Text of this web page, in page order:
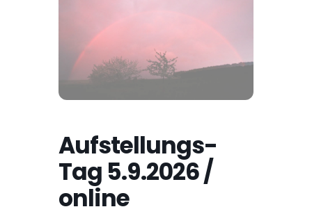
Aufstellungs-
Tag 5.9.2026 /
online